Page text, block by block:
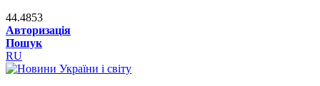
44.4853
Авторизація
Пошук
RU